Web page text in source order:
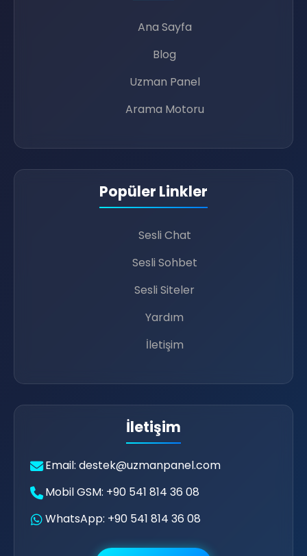
🎊
Ana Sayfa
Blog
Uzman Panel
Arama Motoru
Popüler Linkler
Sesli Chat
Sesli Sohbet
Sesli Siteler
Yardım
İletişim
İletişim
Email: destek@uzmanpanel.com
Mobil GSM: +90 541 814 36 08
WhatsApp: +90 541 814 36 08